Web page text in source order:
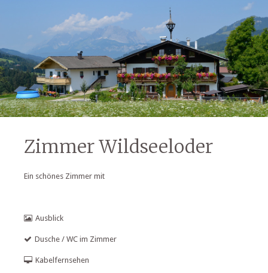
Zimmer Wildseeloder
Ein schönes Zimmer mit
Ausblick
Dusche / WC im Zimmer
Kabelfernsehen